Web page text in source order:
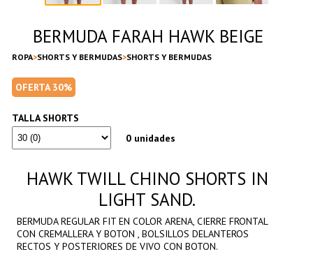
BERMUDA FARAH HAWK BEIGE
ROPA SHORTS Y BERMUDAS SHORTS Y BERMUDAS
OFERTA 30%
TALLA SHORTS
0 unidades
HAWK TWILL CHINO SHORTS IN
LIGHT SAND.
BERMUDA REGULAR FIT EN COLOR ARENA, CIERRE FRONTAL
CON CREMALLERA Y BOTON , BOLSILLOS DELANTEROS
RECTOS Y POSTERIORES DE VIVO CON BOTON.